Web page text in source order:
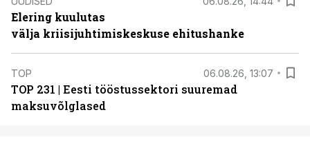
Elering kuulutas
välja kriisijuhtimiskeskuse ehitushanke
TOP 06.08.26, 13:07
TOP 231 | Eesti tööstussektori suuremad
maksuvõlglased